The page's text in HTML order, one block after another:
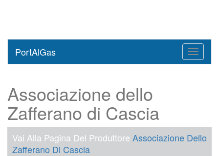
Toggle
PortAlGas
Associazione dello
Zafferano di Cascia
Vai Alla Pagina Del Produttore Associazione Dello
Zafferano Di Cascia